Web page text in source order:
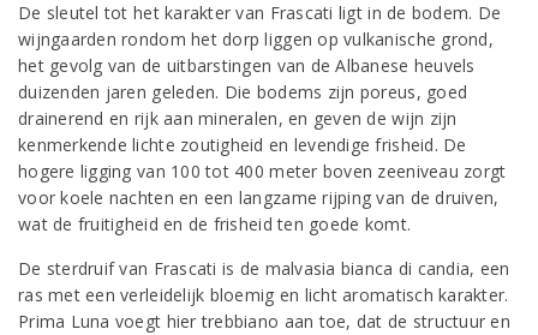
De sleutel tot het karakter van Frascati ligt in de bodem. De
wijngaarden rondom het dorp liggen op vulkanische grond,
het gevolg van de uitbarstingen van de Albanese heuvels
duizenden jaren geleden. Die bodems zijn poreus, goed
drainerend en rijk aan mineralen, en geven de wijn zijn
kenmerkende lichte zoutigheid en levendige frisheid. De
hogere ligging van 100 tot 400 meter boven zeeniveau zorgt
voor koele nachten en een langzame rijping van de druiven,
wat de fruitigheid en de frisheid ten goede komt.
De sterdruif van Frascati is de malvasia bianca di candia, een
ras met een verleidelijk bloemig en licht aromatisch karakter.
Prima Luna voegt hier trebbiano aan toe, dat de structuur en